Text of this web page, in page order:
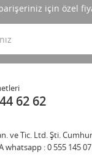
için özel
62 62
ve Tic. Ltd. Şti.
whatsapp : 0 555 145